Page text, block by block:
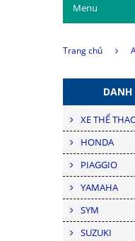
Menu
Trang chủ
XE THỂ
HONDA
PIAGGIO
YAMAHA
SYM
SUZUKI